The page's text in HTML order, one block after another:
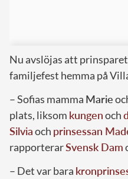
Nu avslöjas att
familjefest hemma på
– Sofias mamma Marie
plats, liksom kungenoch
Silviaoch prinsessan
rapporterarSvensk Dam
– Det var bara